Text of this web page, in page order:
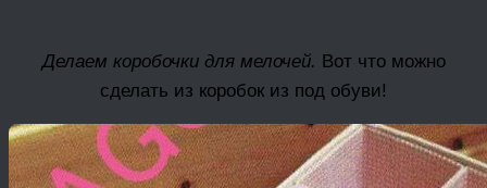
Делаем коробочки для мелочей. Вот что можно
сделать из коробок из под обуви!